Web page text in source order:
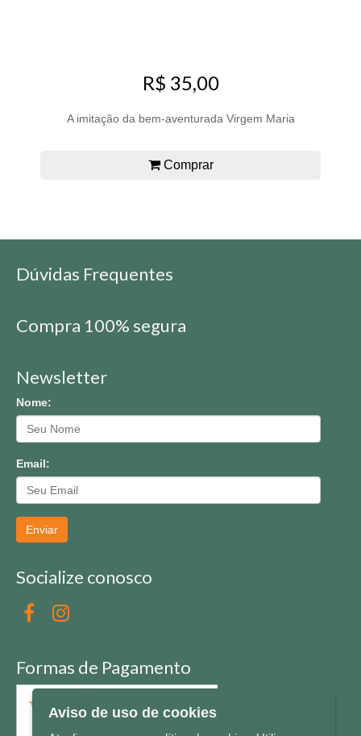
R$ 35,00
A imitação da bem-aventurada Virgem Maria
Comprar
Dúvidas Frequentes
Compra 100% segura
Newsletter
Nome:
Email:
Enviar
Socialize conosco
Formas de Pagamento
Aviso de uso de cookies